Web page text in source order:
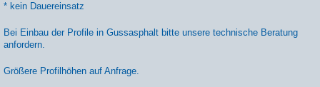
* kein Dauereinsatz
Bei Einbau der Profile in Gussasphalt bitte unsere technische Beratung
anfordern.
Größere Profilhöhen auf Anfrage.